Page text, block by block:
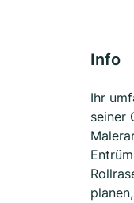
Info
Ihr
seiner